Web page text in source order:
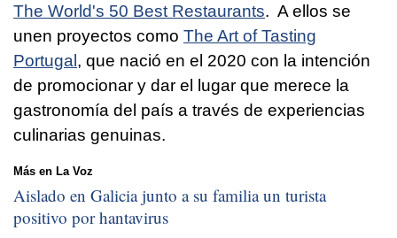
The World's 50 Best Restaurants. A ellos se
unen proyectos como The Art of Tasting
Portugal, que nació en el 2020 con la intención
de promocionar y dar el lugar que merece la
gastronomía del país a través de experiencias
culinarias genuinas.
Más en La Voz
Aislado en Galicia junto a su familia un turista
positivo por hantavirus